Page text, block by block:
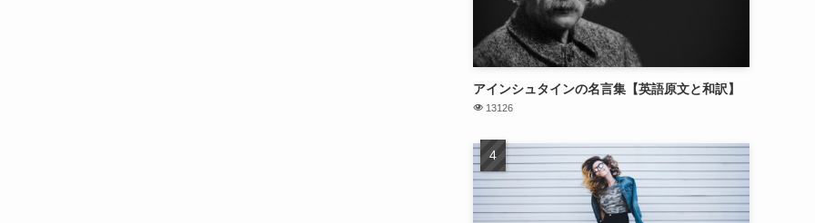
アインシュタインの名言集【英語原文と和訳】
13126